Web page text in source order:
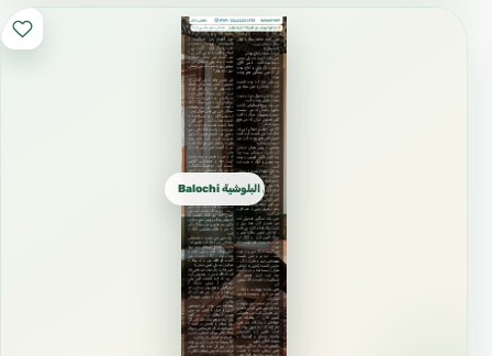
Balochi بلوچی البلوشية